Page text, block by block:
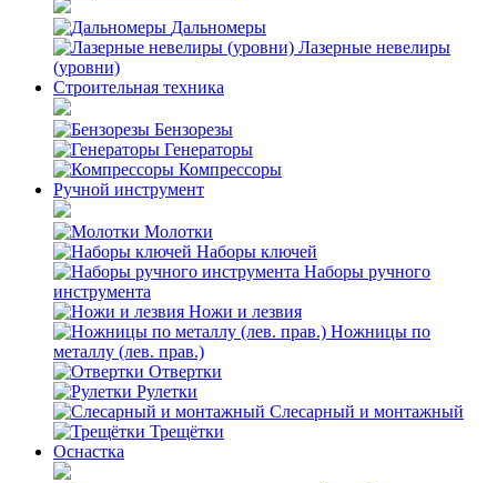
Дальномеры
Лазерные невелиры
(уровни)
Строительная техника
Бензорезы
Генераторы
Компрессоры
Ручной инструмент
Молотки
Наборы ключей
Наборы ручного
инструмента
Ножи и лезвия
Ножницы по
металлу (лев. прав.)
Отвертки
Рулетки
Слесарный и монтажный
Трещётки
Оснастка